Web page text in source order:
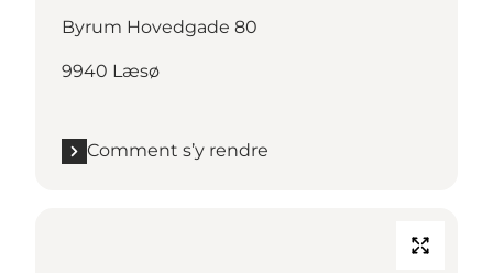
Byrum Hovedgade 80
9940 Læsø
Comment s’y rendre